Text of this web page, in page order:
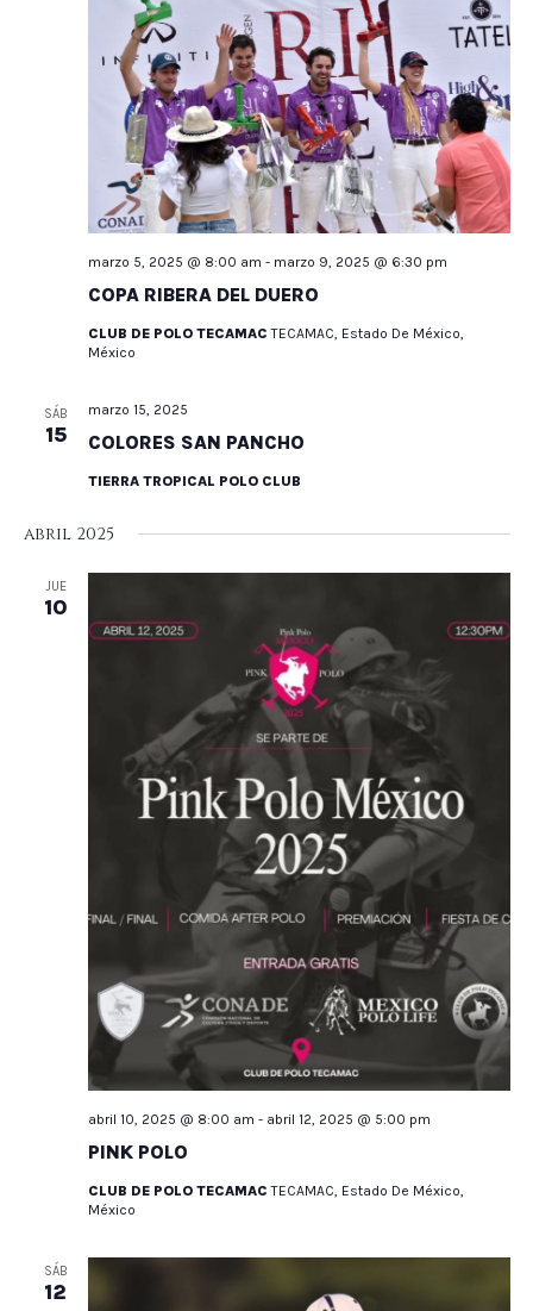
COPA RIBERA DEL DUERO
marzo 5, 2025 @ 8:00 am - marzo 9, 2025 @ 6:30 pm
CLUB DE POLO TECAMACTECAMAC, Estado De México,
México
SÁB
15 COLORES SAN PANCHO
marzo 15, 2025
TIERRA TROPICAL POLO CLUB
abril 2025
JUE
10
PINK POLO
abril 10, 2025 @ 8:00 am - abril 12, 2025 @ 5:00 pm
CLUB DE POLO TECAMACTECAMAC, Estado De México,
México
SÁB
12